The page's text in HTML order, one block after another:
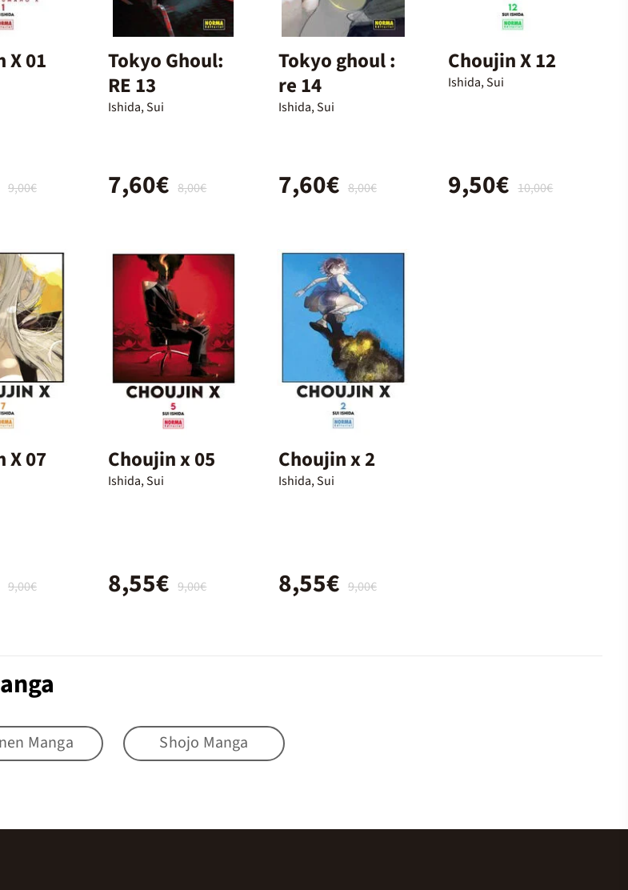
X 01
9,00€
Tokyo Ghoul:
RE 13
Ishida, Sui
8,00€
7,60€
Tokyo ghoul :
re 14
Ishida, Sui
8,00€
7,60€
Choujin X 12
Ishida, Sui
10,00€
9,50€
X 07
9,00€
Choujin x 05
Ishida, Sui
9,00€
8,55€
Choujin x 2
Ishida, Sui
9,00€
8,55€
Manga Shojo Manga